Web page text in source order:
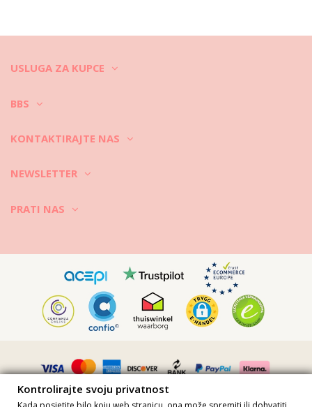
USLUGA ZA KUPCE
BBS
KONTAKTIRAJTE NAS
NEWSLETTER
PRATI NAS
Kontrolirajte svoju privatnost